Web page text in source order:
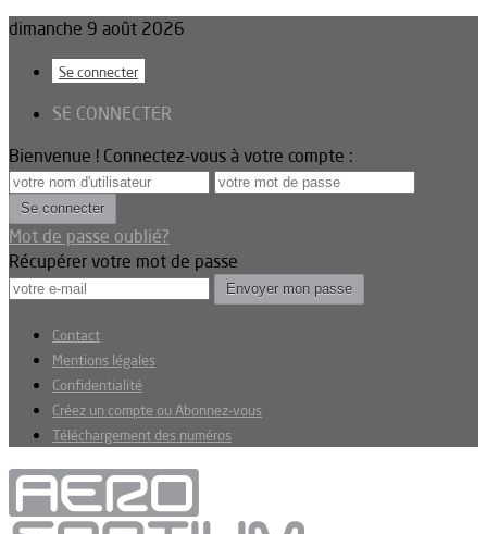
dimanche 9 août 2026
Se connecter
SE CONNECTER
Bienvenue ! Connectez-vous à votre compte :
Mot de passe oublié?
Récupérer votre mot de passe
Contact
Mentions légales
Confidentialité
Créez un compte ou Abonnez-vous
Téléchargement des numéros